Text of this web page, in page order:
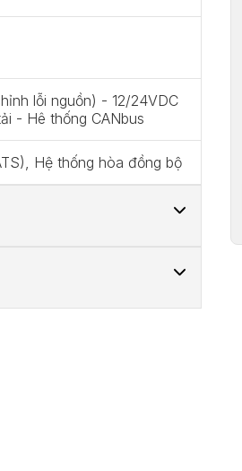
lỗi nguồn) - 12/24VDC
- Hê thống CANbus
Hệ thống hòa đồng bộ